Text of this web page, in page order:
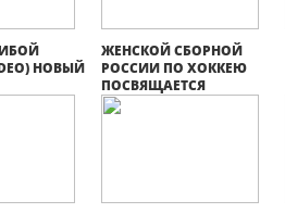
НОВЫЙ
ЖЕНСКОЙ СБОРНОЙ
РОССИИ ПО ХОККЕЮ
ПОСВЯЩАЕТСЯ